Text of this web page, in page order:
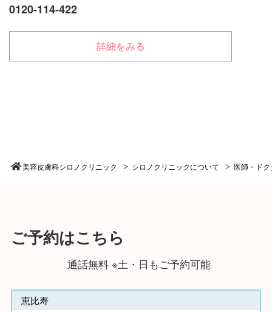
0120-114-422
詳細をみる
美容皮膚科シロノクリニック シロノクリニックについて 医師・ド
ご予約はこちら
通話無料 ※土・日もご予約可能
恵比寿